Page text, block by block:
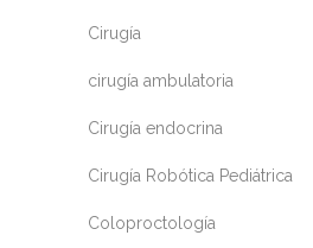
Cirugía
cirugía ambulatoria
Cirugía endocrina
Cirugía Robótica Pediátrica
Coloproctología